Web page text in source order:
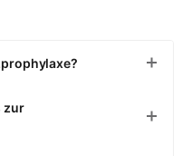
die eigene Balance,
und dadurch die
zur